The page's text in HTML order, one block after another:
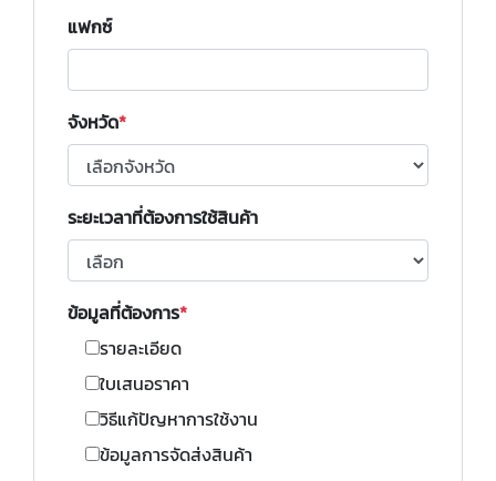
แฟกซ์
จังหวัด
ระยะเวลาที่ต้องการใช้สินค้า
ข้อมูลที่ต้องการ
รายละเอียด
ใบเสนอราคา
วิธีแก้ปัญหาการใช้งาน
ข้อมูลการจัดส่งสินค้า